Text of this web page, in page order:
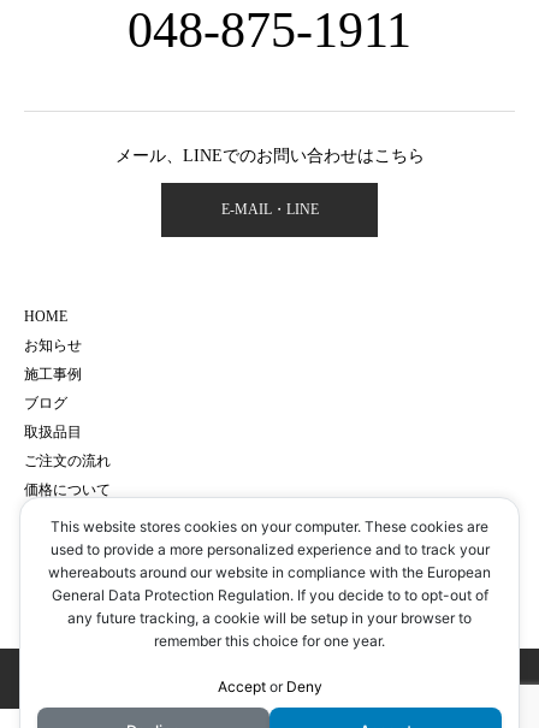
048-875-1911
メール、LINEでのお問い合わせはこちら
E-MAIL・LINE
HOME
お知らせ
施工事例
ブログ
取扱品目
ご注文の流れ
価格について
会社概要
サイトマップ
プライバシーポリシー
予約・お問い合わせ
Copyright © 有限会社 畳フジサワ All Rights Reserved.
This website stores cookies on your computer. These cookies are
used to provide a more personalized experience and to track your
whereabouts around our website in compliance with the European
General Data Protection Regulation. If you decide to to opt-out of
any future tracking, a cookie will be setup in your browser to
remember this choice for one year.
Acceptor Deny